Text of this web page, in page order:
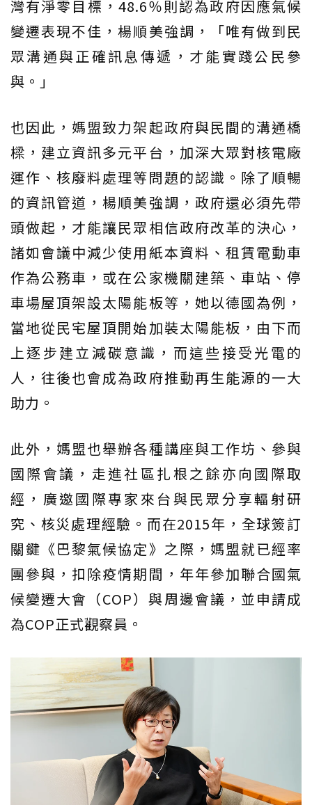
灣有淨零目標，48.6％則認為政府因應氣候
變遷表現不佳，楊順美強調，「唯有做到民
眾溝通與正確訊息傳遞，才能實踐公民參
與。」
也因此，媽盟致力架起政府與民間的溝通橋
樑，建立資訊多元平台，加深大眾對核電廠
運作、核廢料處理等問題的認識。除了順暢
的資訊管道，楊順美強調，政府還必須先帶
頭做起，才能讓民眾相信政府改革的決心，
諸如會議中減少使用紙本資料、租賃電動車
作為公務車，或在公家機關建築、車站、停
車場屋頂架設太陽能板等，她以德國為例，
當地從民宅屋頂開始加裝太陽能板，由下而
上逐步建立減碳意識，而這些接受光電的
人，往後也會成為政府推動再生能源的一大
助力。
此外，媽盟也舉辦各種講座與工作坊、參與
國際會議，走進社區扎根之餘亦向國際取
經，廣邀國際專家來台與民眾分享輻射研
究、核災處理經驗。而在2015年，全球簽訂
關鍵《巴黎氣候協定》之際，媽盟就已經率
團參與，扣除疫情期間，年年參加聯合國氣
候變遷大會（COP）與周邊會議，並申請成
為COP正式觀察員。